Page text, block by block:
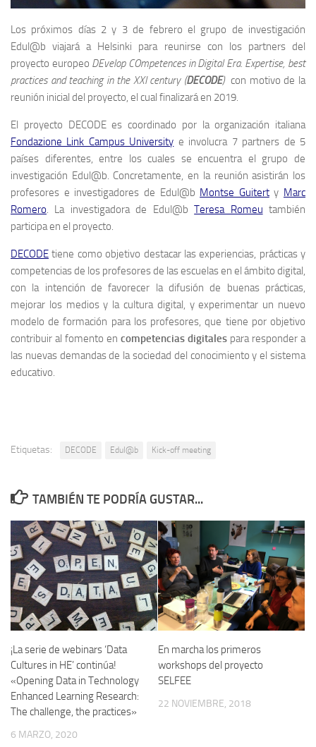
Los próximos días 2 y 3 de febrero el grupo de investigación
Edul@b viajará a Helsinki para reunirse con los partners del
proyecto europeo DEvelop COmpetences in Digital Era. Expertise, best
practices and teaching in the XXI century (DECODE) con motivo de la
reunión inicial del proyecto, el cual finalizará en 2019.
El proyecto DECODE es coordinado por la organización italiana
Fondazione Link Campus University e involucra 7 partners de 5
países diferentes, entre los cuales se encuentra el grupo de
investigación Edul@b. Concretamente, en la reunión asistirán los
profesores e investigadores de Edul@b Montse Guiterty Marc
Romero. La investigadora de Edul@bTeresa Romeu también
participa en el proyecto.
DECODE tiene como objetivo destacar las experiencias, prácticas y
competencias de los profesores de las escuelas en el ámbito digital,
con la intención de favorecer la difusión de buenas prácticas,
mejorar los medios y la cultura digital, y experimentar un nuevo
modelo de formación para los profesores, que tiene por objetivo
contribuir al fomento en competencias digitales para responder a
las nuevas demandas de la sociedad del conocimiento y el sistema
educativo.
Etiquetas: DECODE Edul@b Kick-off meeting
TAMBIÉN TE PODRÍA GUSTAR...
¡La serie de webinars ‘Data
Cultures in HE’ continúa!
«Opening Data in Technology
Enhanced Learning Research:
The challenge, the practices»
6 MARZO, 2020
En marcha los primeros
workshops del proyecto
SELFEE
22 NOVIEMBRE, 2018